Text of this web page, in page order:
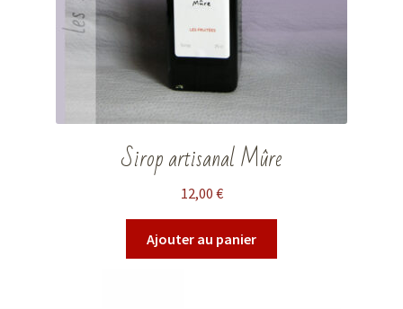
Sirop artisanal Mûre
12,00 €
Ajouter au panier